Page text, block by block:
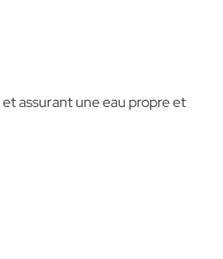
assurant une eau propre et